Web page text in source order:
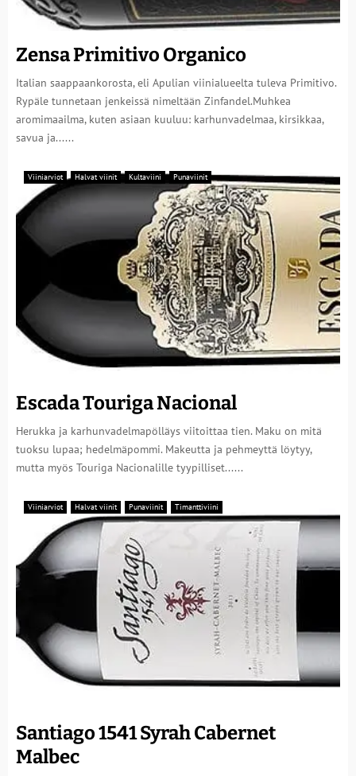
Zensa Primitivo Organico
Italian saappaankorosta, eli Apulian viinialueelta tuleva Primitivo.
Rypäle tunnetaan jenkeissä nimeltään Zinfandel.Muhkea
aromimaailma, kuten asiaan kuuluu: karhunvadelmaa, kirsikkaa,
savua ja......
Viiniarviot Halvat viinit Kultaviini Punaviinit
Escada Touriga Nacional
Herukka ja karhunvadelmapölläys viitoittaa tien. Maku on mitä
tuoksu lupaa; hedelmäpommi. Makeutta ja pehmeyttä löytyy,
mutta myös Touriga Nacionalille tyypilliset......
Viiniarviot Halvat viinit Punaviinit Timanttiviini
Santiago 1541 Syrah Cabernet
Malbec